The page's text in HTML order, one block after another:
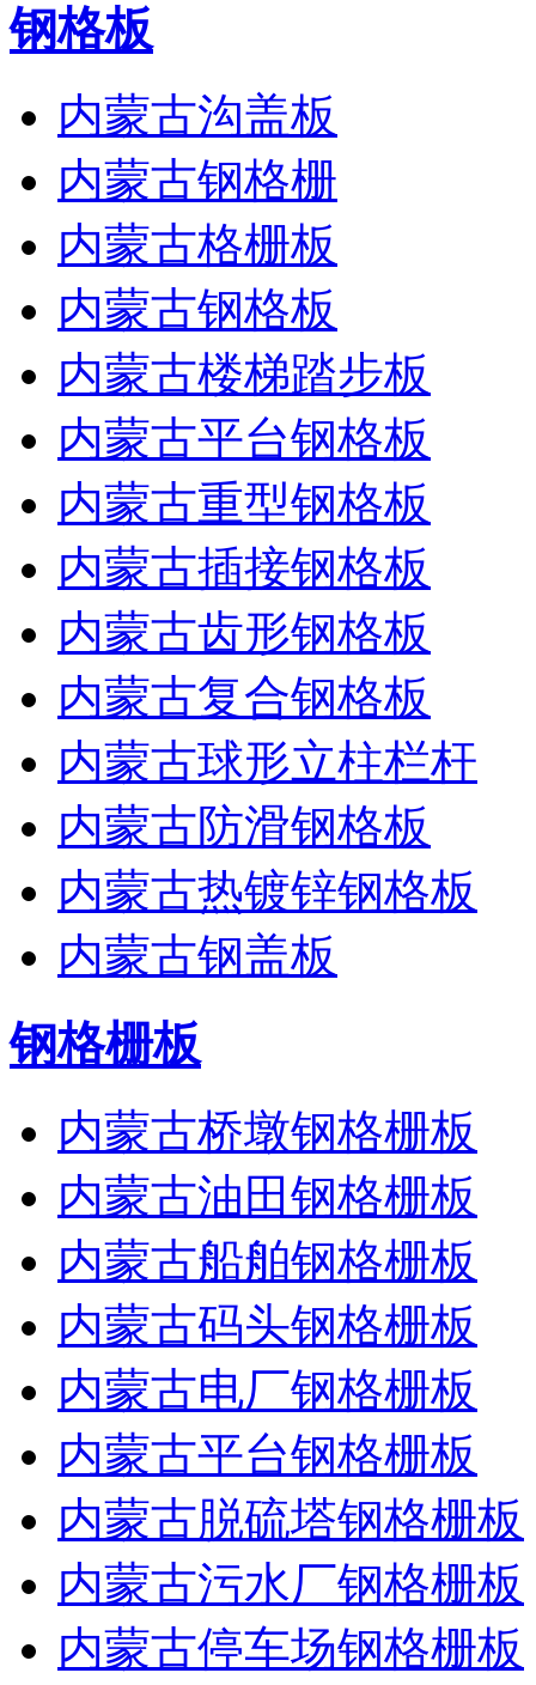
钢格板
内蒙古沟盖板
内蒙古钢格栅
内蒙古格栅板
内蒙古钢格板
内蒙古楼梯踏步板
内蒙古平台钢格板
内蒙古重型钢格板
内蒙古插接钢格板
内蒙古齿形钢格板
内蒙古复合钢格板
内蒙古球形立柱栏杆
内蒙古防滑钢格板
内蒙古热镀锌钢格板
内蒙古钢盖板
钢格栅板
内蒙古桥墩钢格栅板
内蒙古油田钢格栅板
内蒙古船舶钢格栅板
内蒙古码头钢格栅板
内蒙古电厂钢格栅板
内蒙古平台钢格栅板
内蒙古脱硫塔钢格栅板
内蒙古污水厂钢格栅板
内蒙古停车场钢格栅板